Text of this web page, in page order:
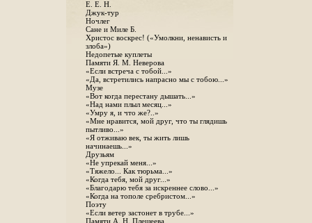
Е. Е. Н.
Джук-тур
Ночлег
Сане и Миле Б.
Христос воскрес! («Умолкни, ненависть и
злоба»)
Недопетые куплеты
Памяти Я. М. Неверова
«Если встреча с тобой...»
«Да, встретились напрасно мы с тобою...»
Музе
«Вот когда перестану дышать...»
«Над нами плыл месяц...»
«Умру я, и что же?..»
«Мне нравится, мой друг, что ты глядишь
пытливо...»
«Я отживаю век, ты жить лишь
начинаешь...»
Друзьям
«Не упрекай меня...»
«Тяжело... Как тюрьма...»
«Когда тебя, мой друг...»
«Благодарю тебя за искреннее слово...»
«Когда на тополе сребристом...»
Поэту
«Если ветер застонет в трубе...»
Памяти А. Н. Плещеева